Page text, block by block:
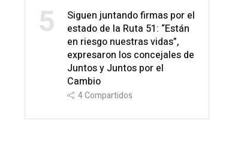
5
Siguen juntando firmas por el
estado de la Ruta 51: “Están
en riesgo nuestras vidas”,
expresaron los concejales de
Juntos y Juntos por el
Cambio
4Compartidos